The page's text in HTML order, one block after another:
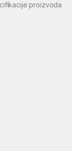
proizvoda